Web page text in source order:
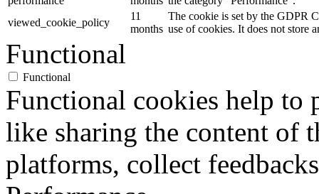
Functional
Functional cookies help to
like sharing the content of
platforms, collect
Performance